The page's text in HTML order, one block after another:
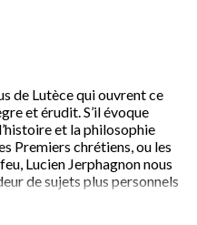
de Lutèce qui ouvrent ce
et érudit. S’il évoque
et la philosophie
Premiers chrétiens, ou les
Lucien Jerphagnon nous
de sujets plus personnels
avec son accent